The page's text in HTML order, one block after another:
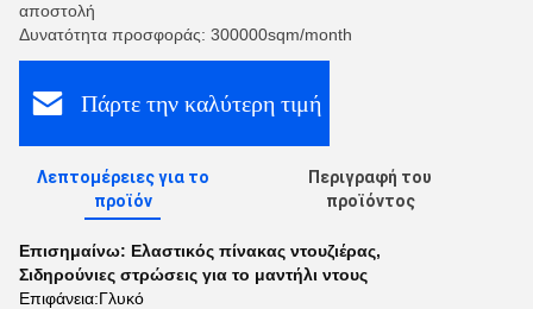
αποστολή
Δυνατότητα προσφοράς: 300000sqm/month
Πάρτε την καλύτερη τιμή
Λεπτομέρειες για το
προϊόν
Περιγραφή του
προϊόντος
Επισημαίνω: Ελαστικός πίνακας ντουζιέρας,
Σιδηρούνιες στρώσεις για το μαντήλι ντους
Επιφάνεια:Γλυκό